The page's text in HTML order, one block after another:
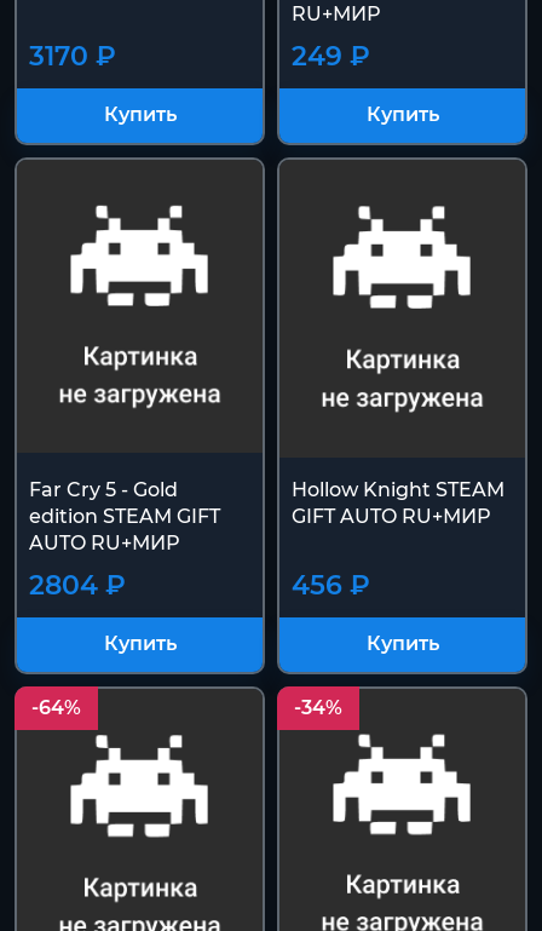
3170 ₽
Купить
STEAM GIFT AUTO
RU+МИР
249 ₽
Купить
Far Cry 5 - Gold
edition STEAM GIFT
2804 ₽
Купить
Hollow Knight STEAM
456 ₽
Купить
-64% -34%